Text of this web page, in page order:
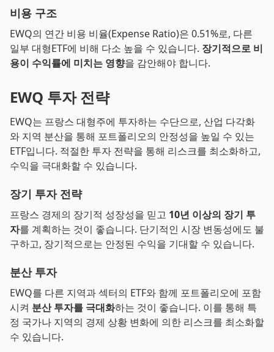
비용 구조
EWQ의 연간 비용 비율(Expense Ratio)은 0.51%로, 다른
일부 대형ETF에 비해 다소 높을 수 있습니다. 장기적으로 비
용이 수익률에 미치는 영향을 감안해야 합니다.
EWQ 투자 전략
EWQ는 프랑스 대형주에 투자하는 수단으로, 산업 다각화
와 지역 분산을 통해 포트폴리오의 안정성을 높일 수 있는
ETF입니다. 적절한 투자 전략을 통해 리스크를 최소화하고,
수익을 극대화할 수 있습니다.
장기 투자 전략
프랑스 경제의 장기적 성장성을 믿고 10년 이상의 장기 투
자를 계획하는 것이 좋습니다. 단기적인 시장 변동성에도 불
구하고, 장기적으로는 안정된 수익을 기대할 수 있습니다.
분산 투자
EWQ를 다른 지역과 섹터의 ETF와 함께 포트폴리오에 포함
시켜 분산 투자를 극대화하는 것이 좋습니다. 이를 통해 특
정 국가나 지역의 경제 상황 변화에 의한 리스크를 최소화할
수 있습니다.